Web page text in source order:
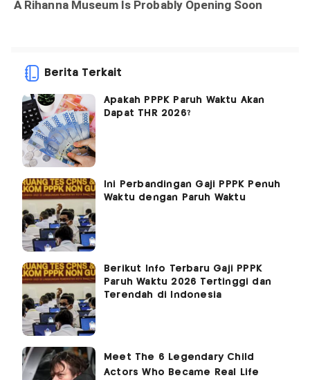
Berita Terkait
Apakah PPPK Paruh Waktu Akan
Dapat THR 2026?
Ini Perbandingan Gaji PPPK Penuh
Waktu dengan Paruh Waktu
Berikut Info Terbaru Gaji PPPK
Paruh Waktu 2026 Tertinggi dan
Terendah di Indonesia